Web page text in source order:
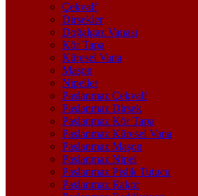
Çekvalf
Dirsekler
Doğalgaz Vanası
Kör Tapa
Küresel Vana
Maşon
Nipeller
Paslanmaz Çekvalf
Paslanmaz Dirsek
Paslanmaz Kör Tapa
Paslanmaz Küresel Vana
Paslanmaz Maşon
Paslanmaz Nipel
Paslanmaz Pislik Tutucu
Paslanmaz Rakor